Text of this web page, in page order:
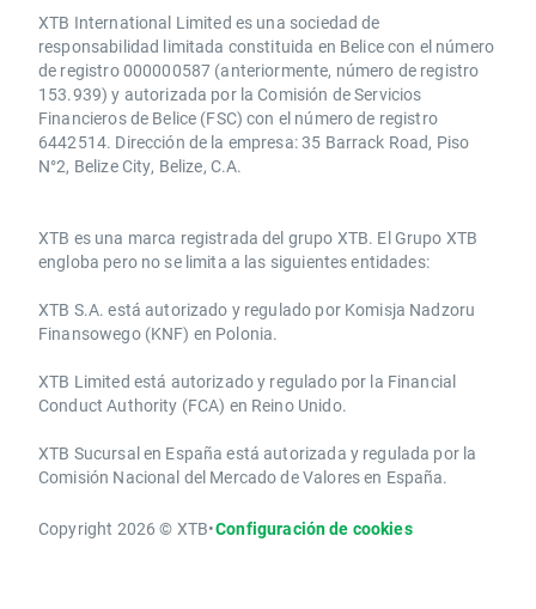
XTB International Limited es una sociedad de
responsabilidad limitada constituida en Belice con el número
de registro 000000587 (anteriormente, número de registro
153.939) y autorizada por la Comisión de Servicios
Financieros de Belice (FSC) con el número de registro
6442514. Dirección de la empresa: 35 Barrack Road, Piso
N°2, Belize City, Belize, C.A.
​​XTB es una marca registrada del grupo XTB. El Grupo XTB
engloba pero no se limita a las siguientes entidades:
XTB S.A.​ está autorizado y regulado por Komisja Nadzoru
Finansowego (KNF) ​en Polonia.
XTB Limited ​está autorizado y regulado por la ​Financial
Conduct Authority ​(FCA) en ​​Reino Unido.
XTB Sucursal en España está autorizada y regulada por la
Comisión Nacional del Mercado de Valores en España.
Copyright 2026 © XTB•Configuración de cookies